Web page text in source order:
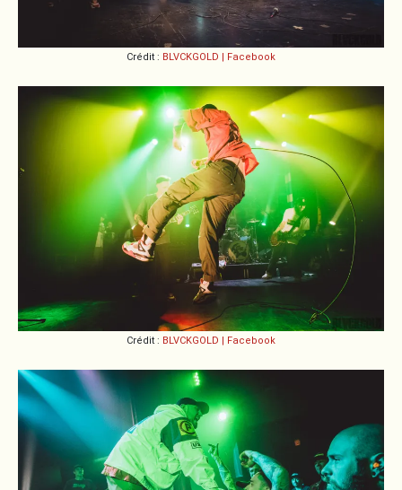
Crédit : BLVCKGOLD | Facebook
Crédit : BLVCKGOLD | Facebook